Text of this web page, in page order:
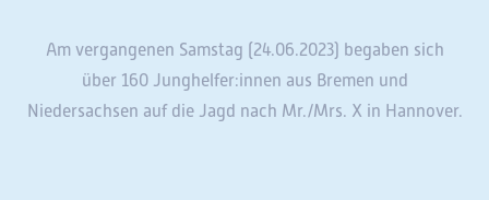
Am vergangenen Samstag (24.06.2023) begaben sich
über 160 Junghelfer:innen aus Bremen und
Niedersachsen auf die Jagd nach Mr./Mrs. X in Hannover.